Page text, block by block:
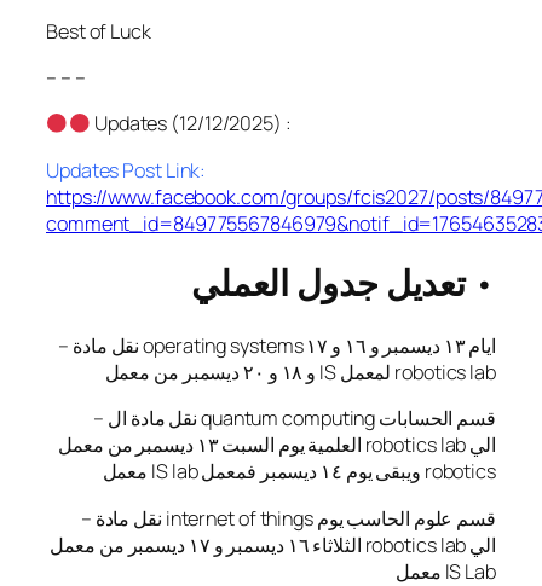
Best of Luck
– – –
Updates (12/12/2025) :
Updates Post Link:
https://www.facebook.com/groups/fcis2027/posts/
تعديل جدول العملي•
– نقل مادة operating systems ايام ١٣ ديسمبر و ١٦ و ١٧
و ١٨ و ٢٠ ديسمبر من معمل IS لمعمل robotics lab
– نقل مادة ال quantum computing قسم الحسابات
العلمية يوم السبت ١٣ ديسمبر من معمل robotics lab الي
معمل IS lab ويبقى يوم ١٤ ديسمبر فمعمل robotics
– نقل مادة internet of things قسم علوم الحاسب يوم
الثلاثاء ١٦ ديسمبر و ١٧ ديسمبر من معمل robotics lab الي
معمل IS Lab